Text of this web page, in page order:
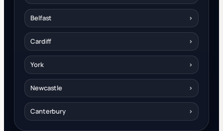
Belfast ›
Cardiff ›
York ›
Newcastle ›
Canterbury ›